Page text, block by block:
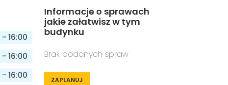
- 16:00
- 16:00
- 16:00
Informacje o sprawach
jakie załatwisz w tym
budynku
Brak podanych spraw
ZAPLANUJ